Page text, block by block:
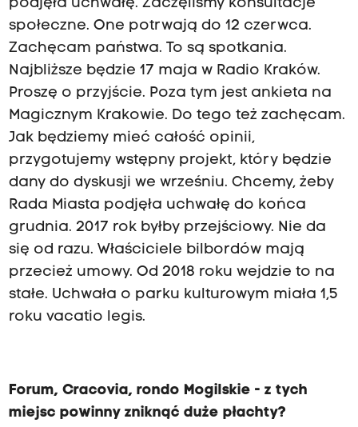
podjęła uchwałę. Zaczęliśmy konsultacje
społeczne. One potrwają do 12 czerwca.
Zachęcam państwa. To są spotkania.
Najbliższe będzie 17 maja w Radio Kraków.
Proszę o przyjście. Poza tym jest ankieta na
Magicznym Krakowie. Do tego też zachęcam.
Jak będziemy mieć całość opinii,
przygotujemy wstępny projekt, który będzie
dany do dyskusji we wrześniu. Chcemy, żeby
Rada Miasta podjęła uchwałę do końca
grudnia. 2017 rok byłby przejściowy. Nie da
się od razu. Właściciele bilbordów mają
przecież umowy. Od 2018 roku wejdzie to na
stałe. Uchwała o parku kulturowym miała 1,5
roku vacatio legis.
Forum, Cracovia, rondo Mogilskie - z tych
miejsc powinny zniknąć duże płachty?